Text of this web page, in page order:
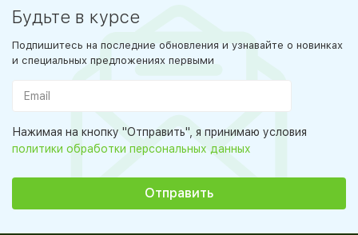
Будьте в курсе
Подпишитесь на последние обновления и узнавайте о новинках
и специальных предложениях первыми
Нажимая на кнопку "Отправить", я принимаю условия
политики обработки персональных данных